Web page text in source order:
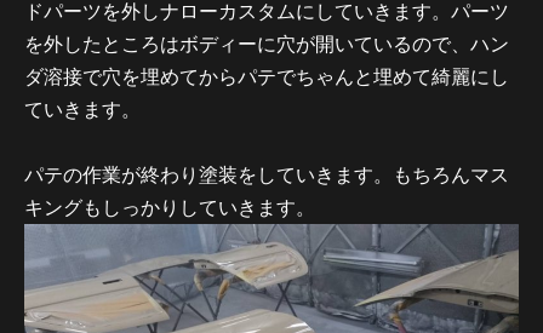
ドパーツを外しナローカスタムにしていきます。パーツ
を外したところはボディーに穴が開いているので、ハン
ダ溶接で穴を埋めてからパテでちゃんと埋めて綺麗にし
ていきます。
パテの作業が終わり塗装をしていきます。もちろんマス
キングもしっかりしていきます。